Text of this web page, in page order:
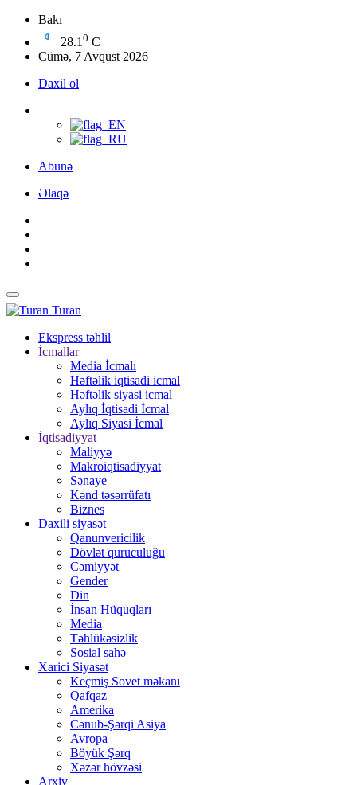
Bakı
28.1 0 C
Cümə, 7 Avqust 2026
Daxil ol
Abunə
Əlaqə
Turan
Ekspress təhlil
İcmallar
Media İcmalı
Həftəlik iqtisadi icmal
Həftəlik siyasi icmal
Aylıq İqtisadi İcmal
Aylıq Siyasi İcmal
İqtisadiyyat
Maliyyə
Makroiqtisadiyyat
Sənaye
Kənd təsərrüfatı
Biznes
Daxili siyasət
Qanunvericilik
Dövlət quruculuğu
Cəmiyyət
Gender
Din
İnsan Hüquqları
Media
Təhlükəsizlik
Sosial sahə
Xarici Siyasət
Keçmiş Sovet məkanı
Qafqaz
Amerika
Cənub-Şərqi Asiya
Avropa
Böyük Şərq
Xəzər hövzəsi
Arxiv